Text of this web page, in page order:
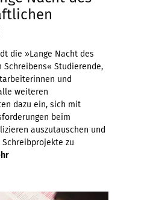
die »Lange Nacht des
Studierende,
und
weiteren
dazu ein, sich mit
beim
auszutauschen und
zu